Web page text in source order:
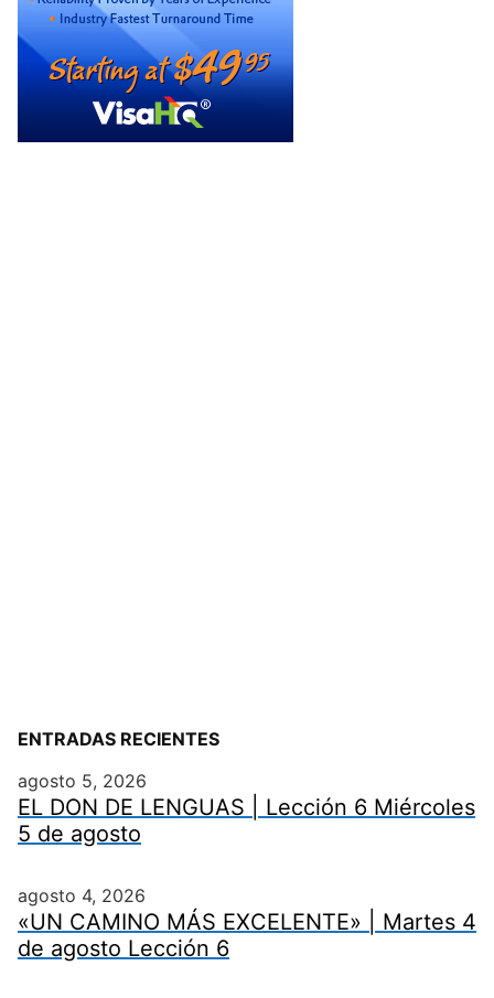
ENTRADAS RECIENTES
agosto 5, 2026
EL DON DE LENGUAS | Lección 6 Miércoles
5 de agosto
agosto 4, 2026
«UN CAMINO MÁS EXCELENTE» | Martes 4
de agosto Lección 6